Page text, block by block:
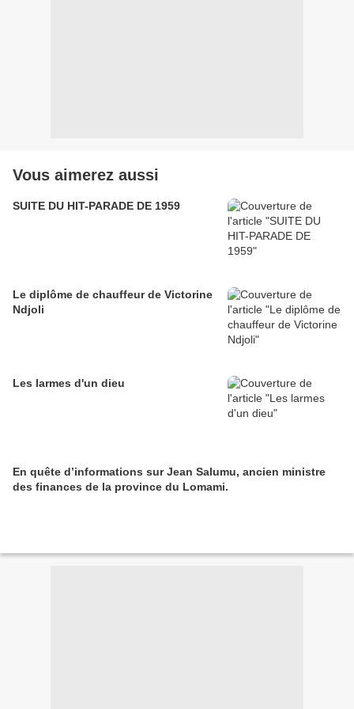
Vous aimerez aussi
SUITE DU HIT-PARADE DE 1959
Le diplôme de chauffeur de Victorine
Ndjoli
Les larmes d'un dieu
En quête d’informations sur Jean Salumu, ancien ministre
des finances de la province du Lomami.